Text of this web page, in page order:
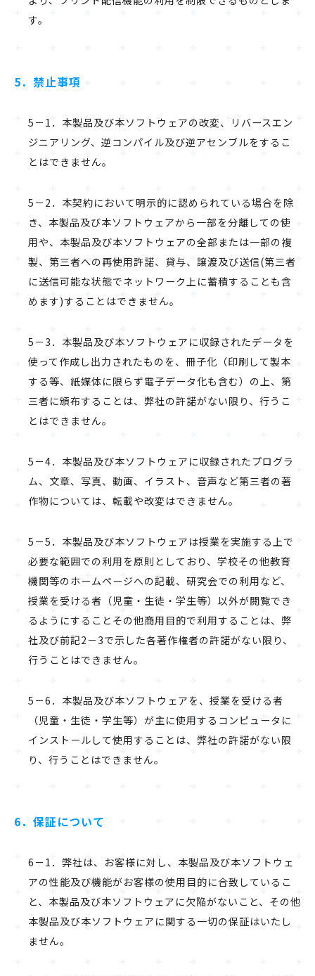
す。
5．禁止事項
5－1．本製品及び本ソフトウェアの改変、リバースエン
ジニアリング、逆コンパイル及び逆アセンブルをするこ
とはできません。
5－2．本契約において明示的に認められている場合を除
き、本製品及び本ソフトウェアから一部を分離しての使
用や、本製品及び本ソフトウェアの全部または一部の複
製、第三者への再使用許諾、貸与、譲渡及び送信(第三者
に送信可能な状態でネットワーク上に蓄積することも含
めます)することはできません。
5－3．本製品及び本ソフトウェアに収録されたデータを
使って作成し出力されたものを、冊子化（印刷して製本
する等、紙媒体に限らず電子データ化も含む）の上、第
三者に頒布することは、弊社の許諾がない限り、行うこ
とはできません。
5－4．本製品及び本ソフトウェアに収録されたプログラ
ム、文章、写真、動画、イラスト、音声など第三者の著
作物については、転載や改変はできません。
5－5．本製品及び本ソフトウェアは授業を実施する上で
必要な範囲での利用を原則としており、学校その他教育
機関等のホームページへの記載、研究会での利用など、
授業を受ける者（児童・生徒・学生等）以外が閲覧でき
るようにすることその他商用目的で利用することは、弊
社及び前記2－3で示した各著作権者の許諾がない限り、
行うことはできません。
5－6．本製品及び本ソフトウェアを、授業を受ける者
（児童・生徒・学生等）が主に使用するコンピュータに
インストールして使用することは、弊社の許諾がない限
り、行うことはできません。
6．保証について
6－1．弊社は、お客様に対し、本製品及び本ソフトウェ
アの性能及び機能がお客様の使用目的に合致しているこ
と、本製品及び本ソフトウェアに欠陥がないこと、その他
本製品及び本ソフトウェアに関する一切の保証はいたし
ません。